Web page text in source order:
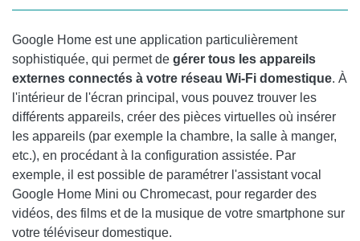
Google Home est une application particulièrement
sophistiquée, qui permet de gérer tous les appareils
externes connectés à votre réseau Wi-Fi domestique. À
l'intérieur de l'écran principal, vous pouvez trouver les
différents appareils, créer des pièces virtuelles où insérer
les appareils (par exemple la chambre, la salle à manger,
etc.), en procédant à la configuration assistée. Par
exemple, il est possible de paramétrer l'assistant vocal
Google Home Mini ou Chromecast, pour regarder des
vidéos, des films et de la musique de votre smartphone sur
votre téléviseur domestique.